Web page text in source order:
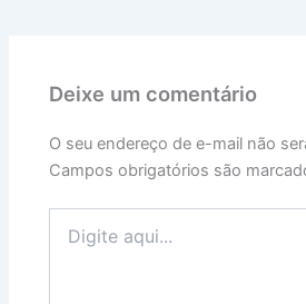
Deixe um comentário
O seu endereço de e-mail não
Campos obrigatórios são
aqui...